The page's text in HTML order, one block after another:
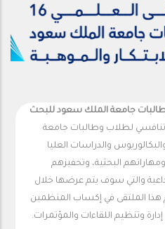
جامعة الملك سعود للبحث
تنافسي لطلاب وطالبات جامعة
والدراسات العليا
البحثية، وتحفيزهم
والتي سوف يتم عرضها خلال
الملتقى في إكساب المنظمين
وتنظيم اللقاءات والمؤتمرات.